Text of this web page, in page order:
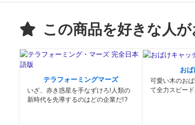
この商品を好きな人
テラフォーミングマーズ
いざ、赤き惑星を手なずけろ!人類の
新時代を先導するのはどの企業だ!?
お
可愛い木のお
て全力スピード